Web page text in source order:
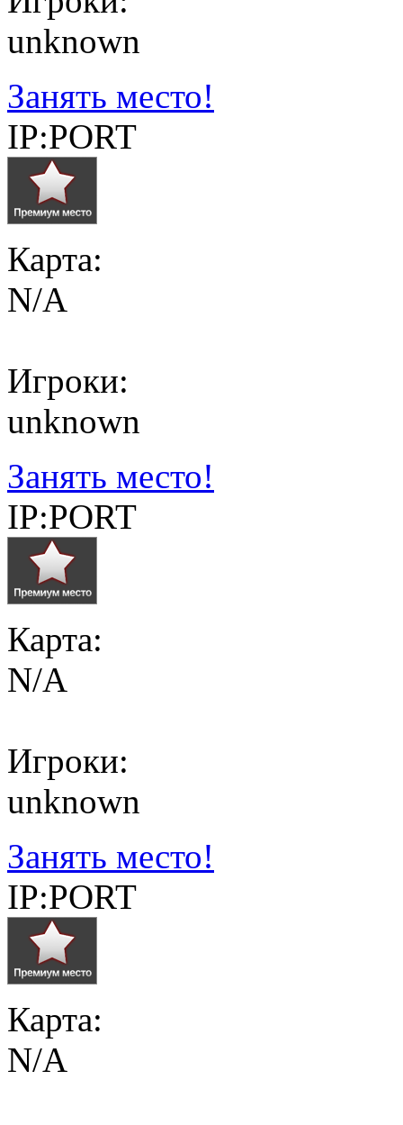
unknown
Занять место!
IP:PORT
Карта:
N/A
Игроки:
unknown
Занять место!
IP:PORT
Карта:
N/A
Игроки:
unknown
Занять место!
IP:PORT
Карта:
N/A